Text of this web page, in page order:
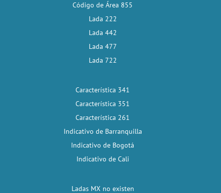
Código de Área 855
Lada 222
Lada 442
Lada 477
Lada 722
Característica 341
Característica 351
Característica 261
Indicativo de Barranquilla
Indicativo de Bogotá
Indicativo de Cali
Ladas MX no existen